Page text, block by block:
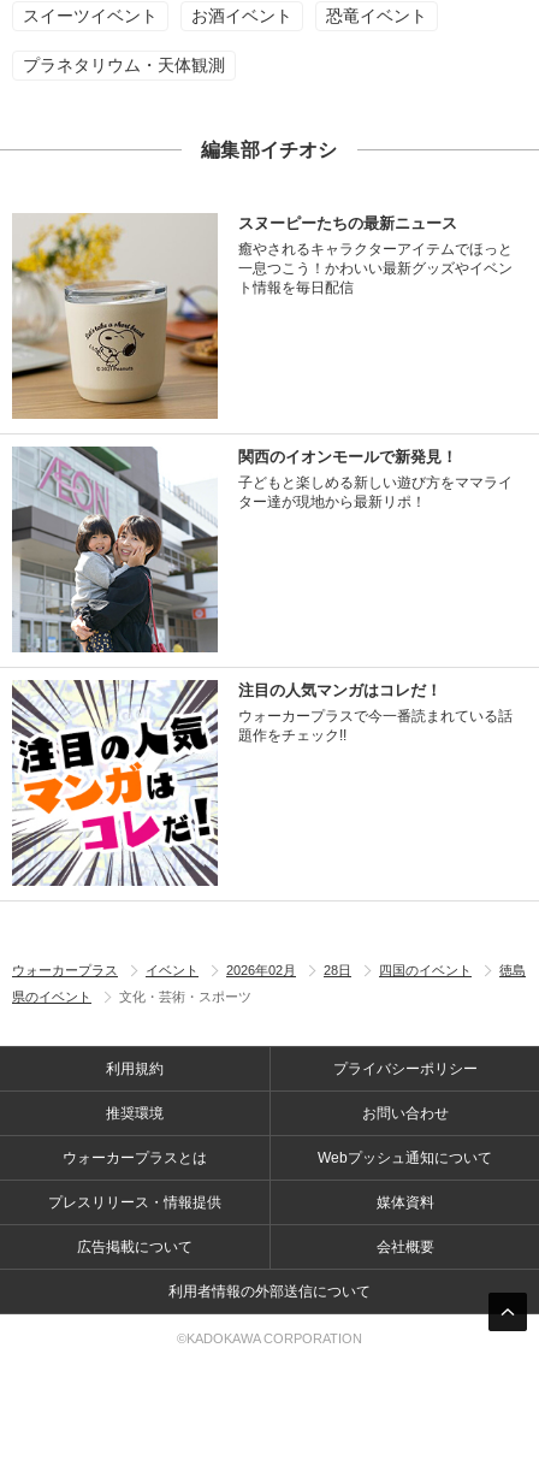
スイーツイベント お酒イベント 恐竜イベント
プラネタリウム・天体観測
編集部イチオシ
スヌーピーたちの最新ニュース
癒やされるキャラクターアイテムでほっと
一息つこう！かわいい最新グッズやイベン
ト情報を毎日配信
関西のイオンモールで新発見！
子どもと楽しめる新しい遊び方をママライ
ター達が現地から最新リポ！
注目の人気マンガはコレだ！
ウォーカープラスで今一番読まれている話
題作をチェック!!
ウォーカープラス イベント 2026年02月 28日 四国のイベント
徳島
県のイベント
文化・芸術・スポーツ
利用規約 プライバシーポリシー
推奨環境 お問い合わせ
ウォーカープラスとは Webプッシュ通知について
プレスリリース・情報提供 媒体資料
広告掲載について 会社概要
利用者情報の外部送信について
©KADOKAWA CORPORATION